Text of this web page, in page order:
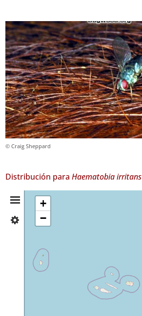
© Craig Sheppard
Distribución paraHaematobia irritans
Resumen
Corvo
São
Miguel
GBIF -
+
−